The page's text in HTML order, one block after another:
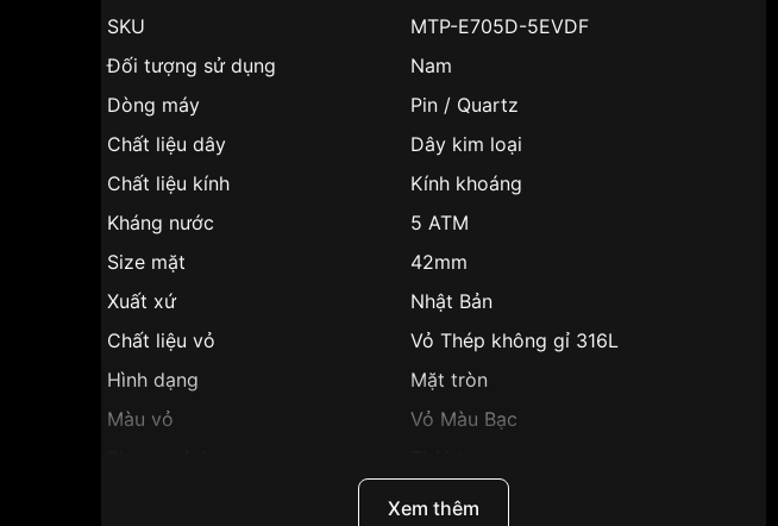
SKU
MTP-E705D-5EVDF
Đối tượng sử dụng
Nam
Dòng máy
Pin / Quartz
Chất liệu dây
Dây kim loại
Chất liệu kính
Kính khoáng
Kháng nước
5 ATM
Size mặt
42mm
Xuất xứ
Nhật Bản
Chất liệu vỏ
Vỏ Thép không gỉ 316L
Hình dạng
Mặt tròn
Màu vỏ
Vỏ Màu Bạc
Dạ quang, lịch ngày, giờ, phút,
Xem thêm